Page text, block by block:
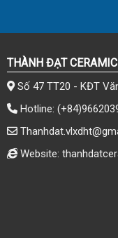
THÀNH ĐẠT CERAMIC
Số 47 TT20 - KĐT
Hotline:
Website: